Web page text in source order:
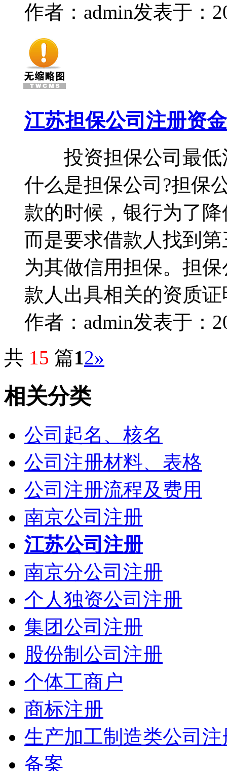
作者：admin发表于：
江苏担保公司注册资
投资担保公司最
什么是担保公司?担保
款的时候，银行为了
而是要求借款人找到
为其做信用担保。担
款人出具相关的资质证
作者：admin发表于：
共 15 篇12»
相关分类
公司起名、核名
公司注册材料、表格
公司注册流程及费用
南京公司注册
江苏公司注册
南京分公司注册
个人独资公司注册
集团公司注册
股份制公司注册
个体工商户
商标注册
生产加工制造类公司注
备案